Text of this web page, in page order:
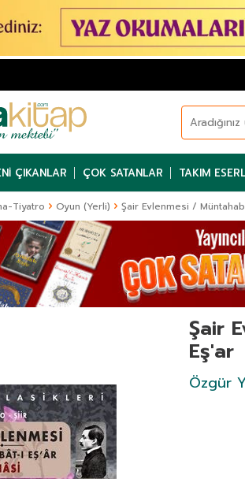
ÇIKANLAR ÇOK SATANLAR TAKIM
Tiyatro Oyun (Yerli) Şair Evlenmesi /
Şair
Eş'ar
Özgür